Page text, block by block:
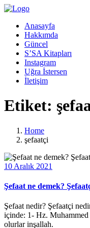
Anasayfa
Hakkımda
Güncel
S’SA Kitapları
Instagram
Uğra İstersen
İletişim
Etiket:
Home
şefaatçi
10 Aralık 2021
Şefaat ne demek?
Şefaat nedir? Şefaatçi
içinde: 1- Hz. Muhammed
olurlar inşallah.